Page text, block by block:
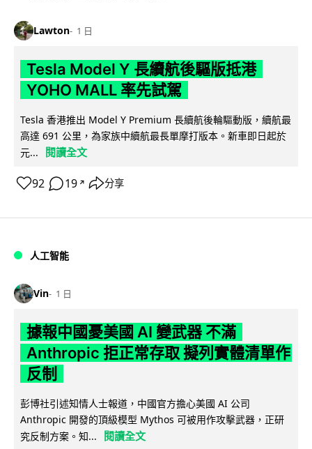
Lawton 1 日
Tesla Model Y 長續航後驅版抵港
YOHO MALL 率先試駕
Tesla 香港推出 Model Y Premium 長續航後輪驅動版，續航最
高達 691 公里，為家族中續航最長單摩打版本。新車即日起於
元...
閱讀全文
92 19 ↗ 分享
人工智能
Vin 1 日
據報中國憂美國 AI 變武器 不滿
Anthropic 拒正常存取 擬列實體清單作
反制
彭博社引述知情人士報道，中國官方擔心美國 AI 公司
Anthropic 開發的頂級模型 Mythos 可被用作攻擊武器，正研
究反制方案。知...
閱讀全文